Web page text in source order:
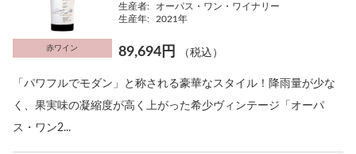
赤ワイン
生産者:
オーパス・ワン・ワイナリー
生産年:
2021年
89,694円 （税込）
「パワフルでモダン」と称される豪華なスタイル！降雨量が少な
く、果実味の凝縮度が高く上がった希少ヴィンテージ「オーパ
ス・ワン2...